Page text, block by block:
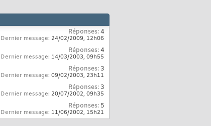
Réponses:4
Dernier message: 24/02/2009, 12h06
Réponses:4
Dernier message: 14/03/2003, 09h55
Réponses: 3
Dernier message: 09/02/2003, 23h11
Réponses: 3
Dernier message: 20/07/2002, 09h35
Réponses: 5
Dernier message: 11/06/2002, 15h21